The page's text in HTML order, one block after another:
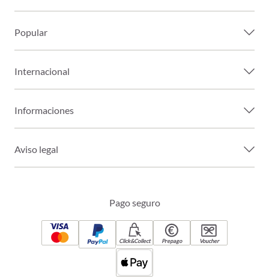
Popular
Internacional
Informaciones
Aviso legal
Pago seguro
Click&Collect Prepago Voucher